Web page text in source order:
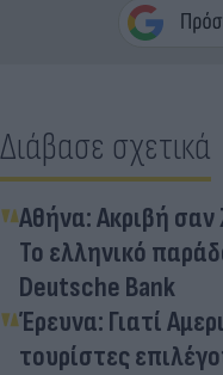
Διάβασε σχετικά
Αθήνα: Ακριβή σαν
Το ελληνικό
Deutsche Bank
Έρευνα: Γιατί
τουρίστες